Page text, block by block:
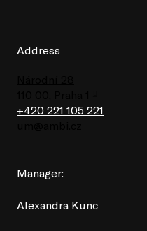
Address
+420 221 105 221
Manager:
Alexandra Kunc